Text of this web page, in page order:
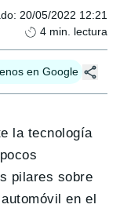
: 20/05/2022 12:21
4 min. lectura
en Google
la tecnología
pilares sobre
en el